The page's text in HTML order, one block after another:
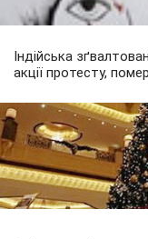
Індійська
акції протесту,